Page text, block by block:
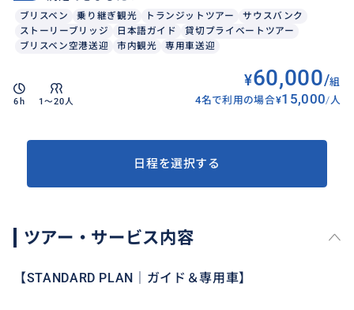
ブリスベン 乗り継ぎ観光 トランジットツアー
サウスバンク
ストーリーブリッジ
日本語ガイド
貸切プライベートツアー
ブリスベン空港送迎
市内観光 専用車送迎
6h 1〜20人
¥60,000/組
4名で利用の場合¥15,000/ 人
日程を選択する
ツアー・サービス内容
【STANDARD PLAN｜ガイド＆専用車】